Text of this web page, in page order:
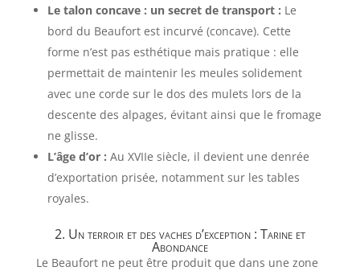
Le talon concave : un secret de transport : Le
bord du Beaufort est incurvé (concave). Cette
forme n’est pas esthétique mais pratique : elle
permettait de maintenir les meules solidement
avec une corde sur le dos des mulets lors de la
descente des alpages, évitant ainsi que le fromage
ne glisse.
L’âge d’or : Au XVIIe siècle, il devient une denrée
d’exportation prisée, notamment sur les tables
royales.
2. Un terroir et des vaches d’exception : Tarine et
Abondance
Le Beaufort ne peut être produit que dans une zone